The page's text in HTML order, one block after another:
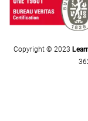
Copyright © 2023